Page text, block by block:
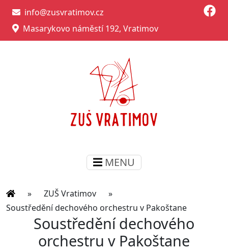
info@zusvratimov.cz
Masarykovo náměstí 192, Vratimov
MENU
» ZUŠ Vratimov
»
Soustředění dechového orchestru v Pakoštane
Soustředění dechového
orchestru v Pakoštane